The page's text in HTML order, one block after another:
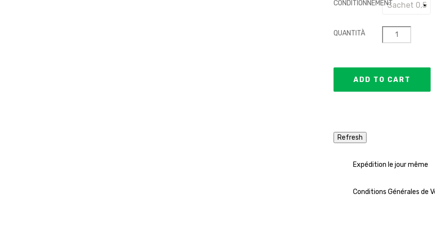
CONDITIONNEMENT
QUANTITÀ
ADD TO CART
Expédition le jour même
Conditions Générales de